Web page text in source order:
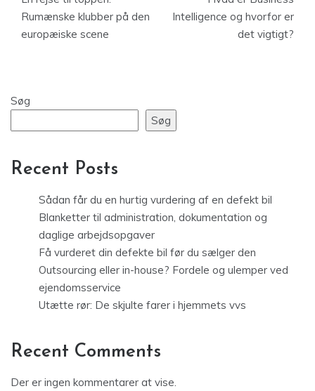
Rumænske klubber på den
europæiske scene
Intelligence og hvorfor er
det vigtigt?
Søg
Søg
Recent Posts
Sådan får du en hurtig vurdering af en defekt bil
Blanketter til administration, dokumentation og
daglige arbejdsopgaver
Få vurderet din defekte bil før du sælger den
Outsourcing eller in-house? Fordele og ulemper ved
ejendomsservice
Utætte rør: De skjulte farer i hjemmets vvs
Recent Comments
Der er ingen kommentarer at vise.